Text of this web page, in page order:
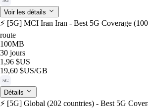
Voir les détails
⚡️ [5G] MCI Iran Iran - Best 5G Coverage
route
100MB
30 jours
1,96 $US
19,60 $US/GB
5G
Détails
⚡️ [5G] Global (202 countries) - Best 5G